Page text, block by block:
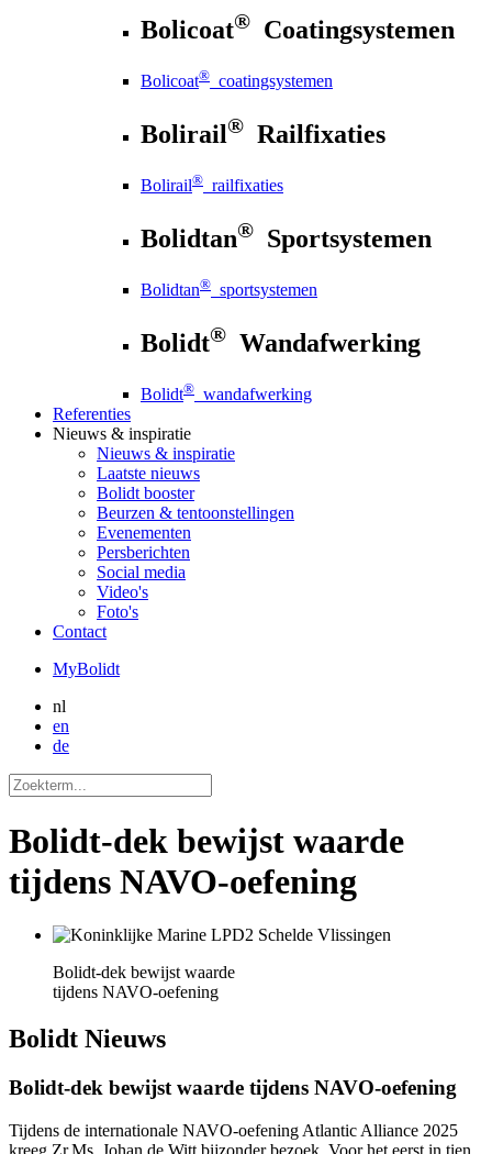
Bolicoat® Coatingsystemen
Bolicoat® coatingsystemen
Bolirail® Railfixaties
Bolirail® railfixaties
Bolidtan® Sportsystemen
Bolidtan® sportsystemen
Bolidt® Wandafwerking
Bolidt® wandafwerking
Referenties
Nieuws & inspiratie
Nieuws & inspiratie
Laatste nieuws
Bolidt booster
Beurzen & tentoonstellingen
Evenementen
Persberichten
Social media
Video's
Foto's
Contact
MyBolidt
nl
en
de
Bolidt-dek bewijst waarde
tijdens NAVO-oefening
Bolidt-dek bewijst waarde
tijdens NAVO-oefening
Bolidt Nieuws
Bolidt-dek bewijst waarde tijdens NAVO-oefening
Tijdens de internationale NAVO-oefening Atlantic Alliance 2025
kreeg Zr.Ms. Johan de Witt bijzonder bezoek. Voor het eerst in tien